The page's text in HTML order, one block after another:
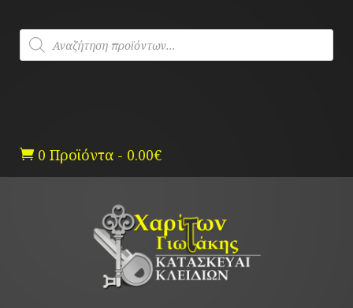
content
Products
search
 0 Προϊόντα - 0.00€